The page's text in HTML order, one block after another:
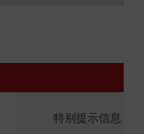
特别提示信息